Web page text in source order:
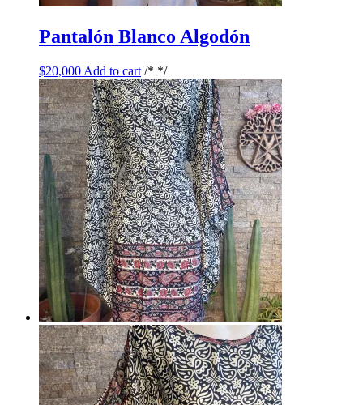
Pantalón Blanco Algodón
$20,000 Add to cart /* */